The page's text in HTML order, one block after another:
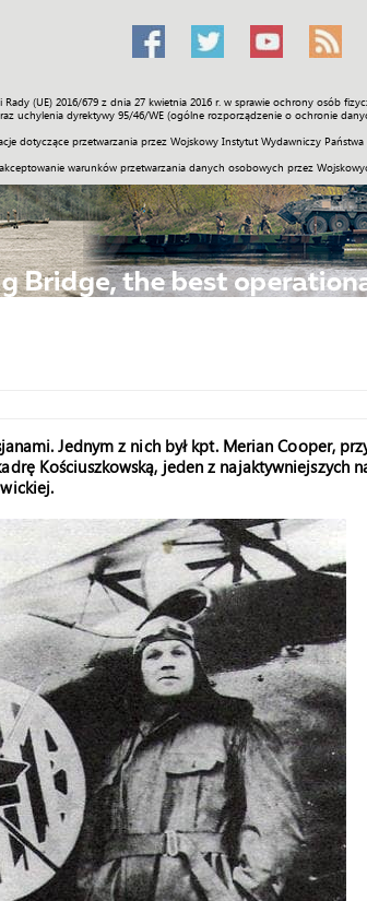
(UE) 2016/679 z dnia 27 kwietnia 2016 r. w sprawie ochrony osób
uchylenia dyrektywy 95/46/WE (ogólne rozporządzenie o ochronie
dotyczące przetwarzania przez Wojskowy Instytut Wydawniczy
warunków przetwarzania danych osobowych przez
Społeczność Sport Historia Galerie
Jednym z nich był kpt. Merian Cooper,
Kościuszkowską, jeden z najaktywniejszych